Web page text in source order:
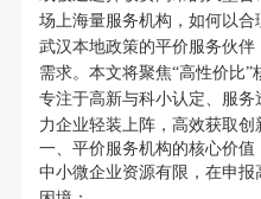
场上海量服务机构，如何以
武汉本地政策的平价服务伙
需求。本文将聚焦“高性价比”
专注于高新与科小认定、服
力企业轻装上阵，高效获取创
一、平价服务机构的核心价
中小微企业资源有限，在申